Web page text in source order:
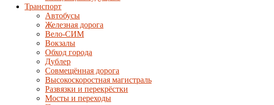
Транспорт
Автобусы
Железная дорога
Вело-СИМ
Вокзалы
Обход города
Дублер
Совмещённая дорога
Высокоскоростная магистраль
Развязки и перекрёстки
Мосты и переходы